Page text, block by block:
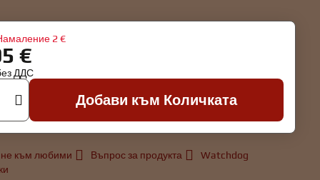
2 €
€
ДДС
Добави към Количката
към любими Въпрос за продукта
Watchdog